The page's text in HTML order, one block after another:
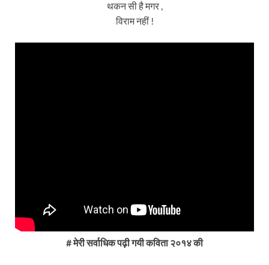
थकन सी है मगर ,
विराम नहीं !
# मेरी सर्वाधिक पढ़ी गयी कविता २०१४ की